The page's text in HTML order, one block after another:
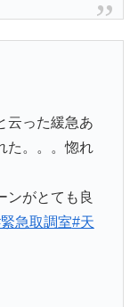
云った緩急あ
た。。。惚れ
ンがとても良
急取調室#天